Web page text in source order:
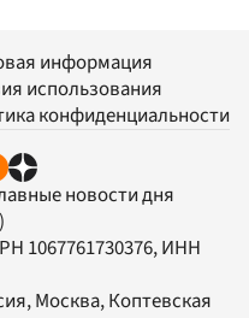
информация
использования
конфиденциальности
новости дня
1067761730376, ИНН
Москва, Коптевская